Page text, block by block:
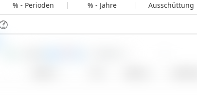
% - Perioden % - Jahre Ausschüttung